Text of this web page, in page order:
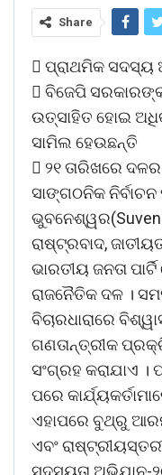
Share
 ପ୍ରାଥମିକ ସଦସ୍ୟ
 ବିଜେପି
ଉତ୍ସାହିତ ହୋଇ
ସାମିଲ ହେଉଛନ୍ତି
 ୨୧ ତାରିଖରେ
ସାଙ୍ଗଠନିକ
ରାଷ୍ଟ୍ରବାଦ,
ଭାରତୀୟ ଜନତା
ରାଜନୈତିକ ଦଳ ।
ବିଚାରଧାରାରେ
ଗଣତାନ୍ତ୍ରୀକ
ସଂଗ୍ରହ କରାଯାଏ
ପରେ
ଏହାପରେ ବୁଥ୍‌ରୁ
ଏବଂ
ସଦସ୍ୟତା ଅଭିଯାନ-